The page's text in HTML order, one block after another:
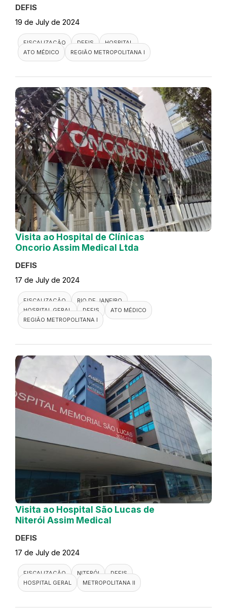
DEFIS
19 de July de 2024
FISCALIZAÇÃO DEFIS
HOSPITAL
ATO MÉDICO
REGIÃO METROPOLITANA I
Visita ao Hospital de Clínicas
Oncorio Assim Medical Ltda
DEFIS
17 de July de 2024
FISCALIZAÇÃO
RIO DE JANEIRO
HOSPITAL GERAL
DEFIS
ATO MÉDICO
REGIÃO METROPOLITANA I
Visita ao Hospital São Lucas de
Niterói Assim Medical
DEFIS
17 de July de 2024
FISCALIZAÇÃO NITERÓI
DEFIS
HOSPITAL GERAL
METROPOLITANA II